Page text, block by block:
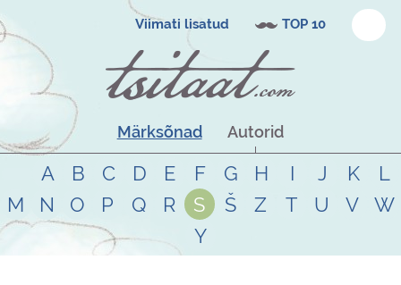
Viimati lisatud TOP 10
Märksõnad Autorid
A B C D E F G H I J K
L
M
N O P Q R S Š Z T U V
W
Y